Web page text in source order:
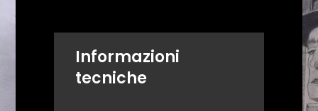
Informazioni
tecniche